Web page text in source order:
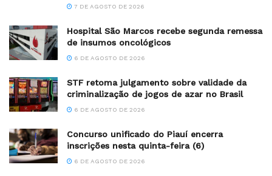
7 DE AGOSTO DE 2026
Hospital São Marcos recebe segunda remessa
de insumos oncológicos
6 DE AGOSTO DE 2026
STF retoma julgamento sobre validade da
criminalização de jogos de azar no Brasil
6 DE AGOSTO DE 2026
Concurso unificado do Piauí encerra
inscrições nesta quinta-feira (6)
6 DE AGOSTO DE 2026